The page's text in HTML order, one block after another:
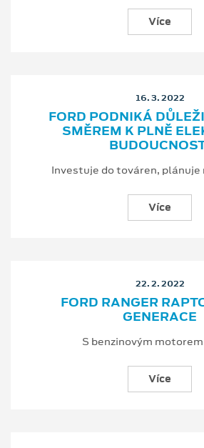
Více
16. 3. 2022
FORD PODNIKÁ
SMĚREM K PLNĚ
Investuje do továren, plánuje
Více
22. 2. 2022
FORD RANGER
GENERACE
S benzinovým
Více